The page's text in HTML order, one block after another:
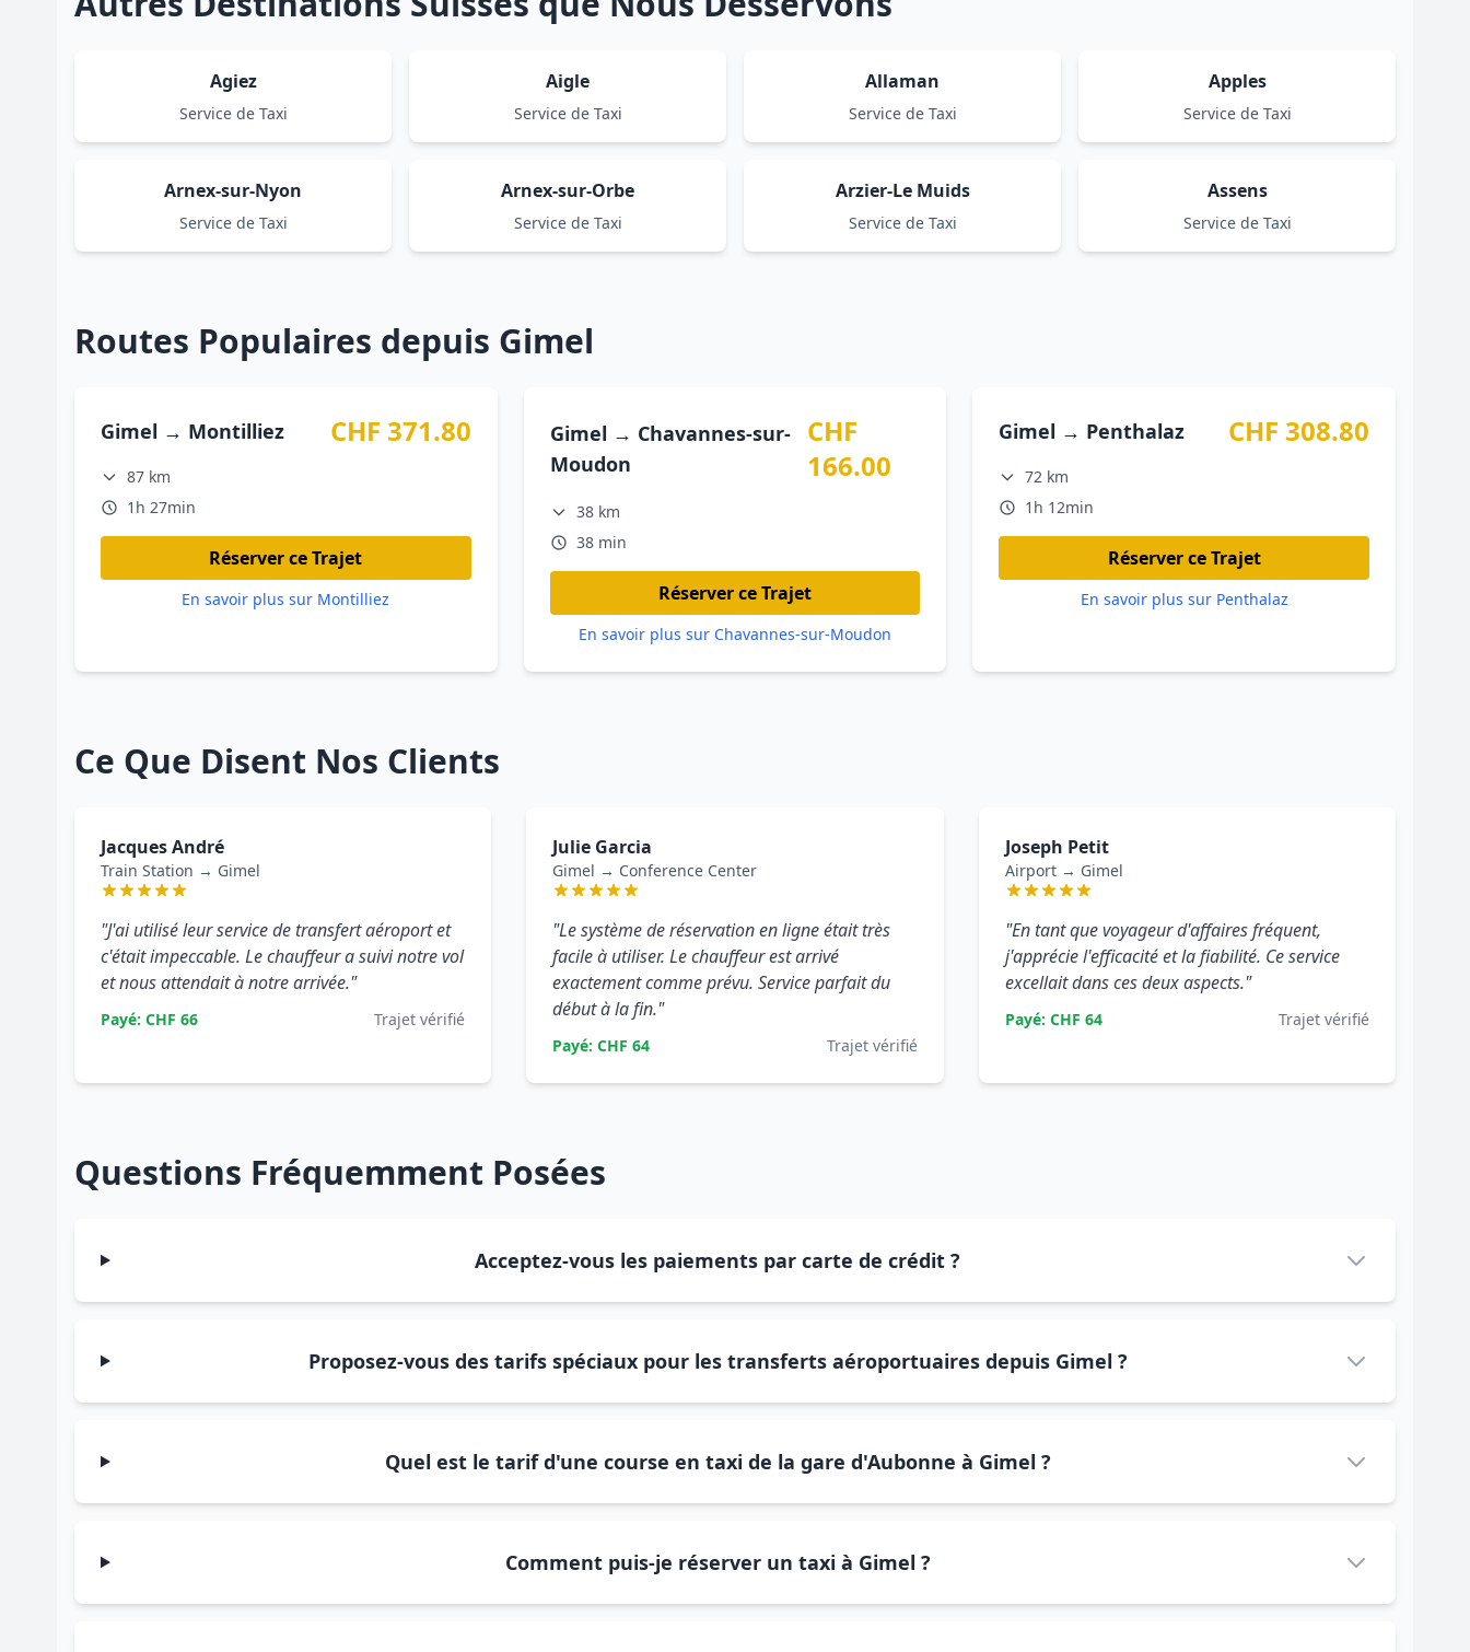
Agiez
Service de Taxi
Aigle
Service de Taxi
Allaman
Service de Taxi
Apples
Service de Taxi
Arnex-sur-Nyon
Service de Taxi
Arnex-sur-Orbe
Service de Taxi
Arzier-Le Muids
Service de Taxi
Assens
Service de Taxi
Routes Populaires depuis Gimel
Gimel → Montilliez CHF 371.80
87 km
1h 27min
Réserver ce Trajet
En savoir plus sur Montilliez
Gimel → Chavannes-sur-
Moudon
CHF
166.00
38 km
38 min
Réserver ce Trajet
En savoir plus sur Chavannes-sur-Moudon
Gimel → Penthalaz CHF 308.80
72 km
1h 12min
Réserver ce Trajet
En savoir plus sur Penthalaz
Ce Que Disent Nos Clients
Jacques André
Train Station → Gimel
"J'ai utilisé leur service de transfert aéroport et
c'était impeccable. Le chauffeur a suivi notre vol
et nous attendait à notre arrivée."
Payé: CHF 66 Trajet vérifié
Julie Garcia
Gimel → Conference Center
"Le système de réservation en ligne était très
facile à utiliser. Le chauffeur est arrivé
exactement comme prévu. Service parfait du
début à la fin."
Payé: CHF 64 Trajet vérifié
Joseph Petit
Airport → Gimel
"En tant que voyageur d'affaires fréquent,
j'apprécie l'efficacité et la fiabilité. Ce service
excellait dans ces deux aspects."
Payé: CHF 64 Trajet vérifié
Questions Fréquemment Posées
Acceptez-vous les paiements par carte de crédit ?
Proposez-vous des tarifs spéciaux pour les transferts aéroportuaires depuis Gimel ?
Quel est le tarif d'une course en taxi de la gare d'Aubonne à Gimel ?
Comment puis-je réserver un taxi à Gimel ?